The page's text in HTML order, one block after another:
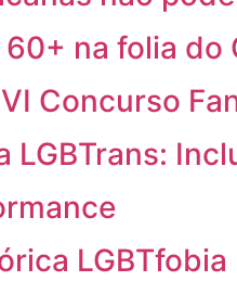
na folia
Concurso
LGBTrans: